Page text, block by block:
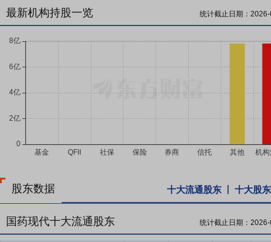
最新机构持股一览 统计截止日期：
股东数据 十大流通股东 十大股东
国药现代十大流通股东 统计截止日期：